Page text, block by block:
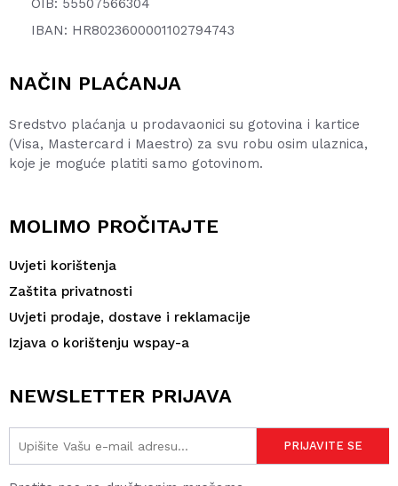
OIB: 55507566304
IBAN: HR8023600001102794743
NAČIN PLAĆANJA
Sredstvo plaćanja u prodavaonici su gotovina i kartice
(Visa, Mastercard i Maestro) za svu robu osim ulaznica,
koje je moguće platiti samo gotovinom.
MOLIMO PROČITAJTE
Uvjeti korištenja
Zaštita privatnosti
Uvjeti prodaje, dostave i reklamacije
Izjava o korištenju wspay-a
NEWSLETTER PRIJAVA